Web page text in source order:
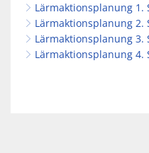
Lärmaktionsplanung 1.
Lärmaktionsplanung 2.
Lärmaktionsplanung 3.
Lärmaktionsplanung 4.